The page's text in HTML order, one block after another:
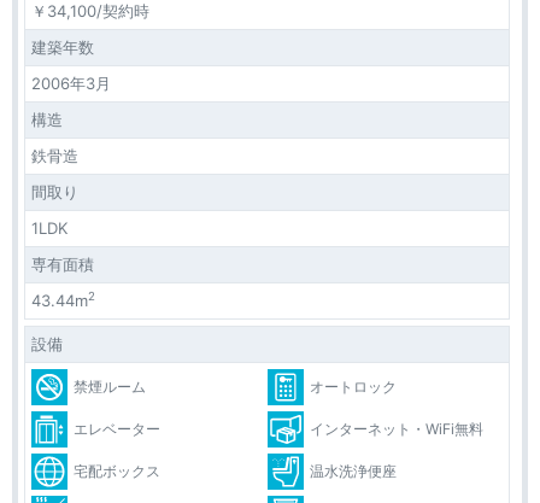
￥34,100/契約時
建築年数
2006年3月
構造
鉄骨造
間取り
1LDK
専有面積
43.44m2
設備
禁煙ルーム オートロック
エレベーター インターネット・WiFi無料
宅配ボックス 温水洗浄便座